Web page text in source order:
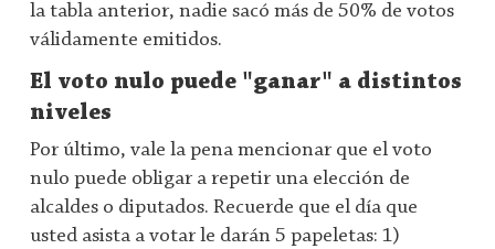
la tabla anterior, nadie sacó más de 50% de votos
válidamente emitidos.
El voto nulo puede "ganar" a distintos
niveles
Por último, vale la pena mencionar que el voto
nulo puede obligar a repetir una elección de
alcaldes o diputados. Recuerde que el día que
usted asista a votar le darán 5 papeletas: 1)